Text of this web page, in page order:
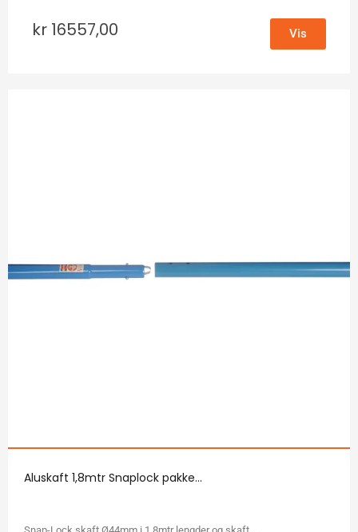
kr 16557,00 Vis
Aluskaft 1,8mtr Snaplock pakke...